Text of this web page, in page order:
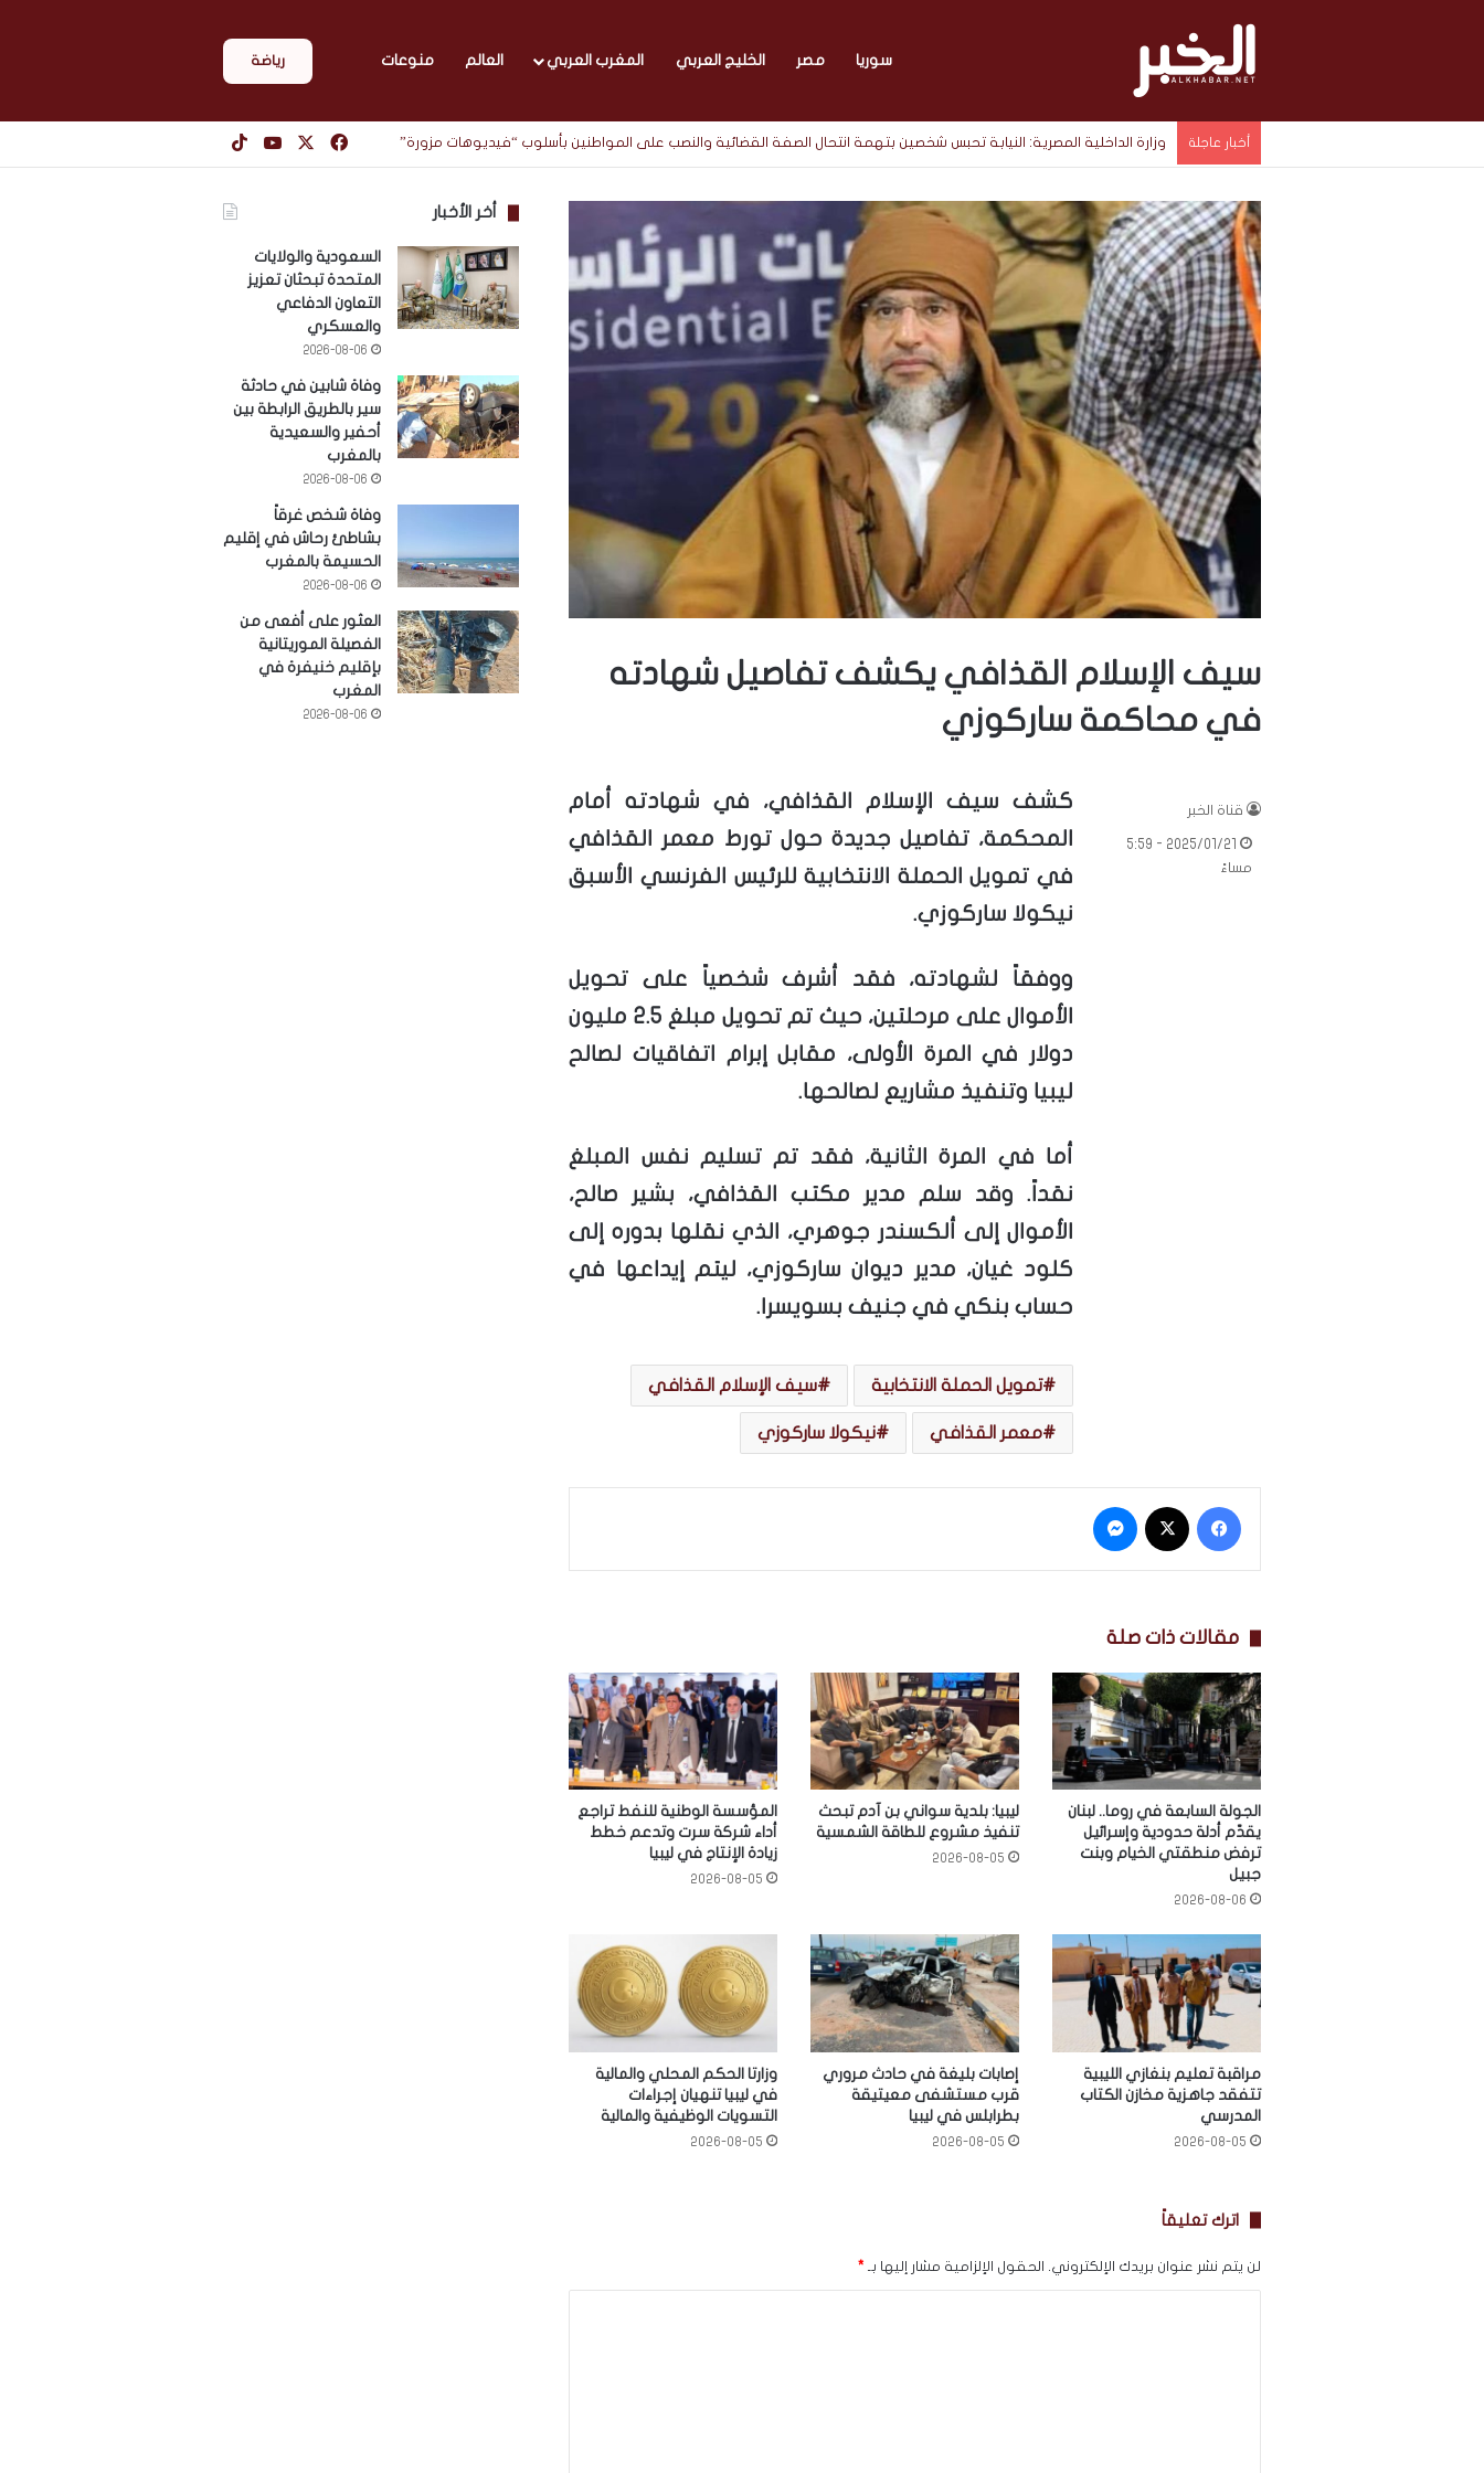
سوريا مصر الخليج العربي المغرب العربي العالم منوعات رياضة
أخبار عاجلة وزارة الداخلية المصرية: النيابة تحبس شخصين بتهمة انتحال الصفة القضائية والنصب على المواطنين بأسلوب “فيديوهات مزورة” فيسبوك‫YouTube
سيف الإسلام القذافي يكشف تفاصيل شهادته
في محاكمة ساركوزي
كشف سيف الإسلام القذافي، في شهادته أمام
المحكمة، تفاصيل جديدة حول تورط معمر القذافي
في تمويل الحملة الانتخابية للرئيس الفرنسي الأسبق
نيكولا ساركوزي.
ووفقاً لشهادته، فقد أشرف شخصياً على تحويل
الأموال على مرحلتين، حيث تم تحويل مبلغ 2.5 مليون
دولار في المرة الأولى، مقابل إبرام اتفاقيات لصالح
ليبيا وتنفيذ مشاريع لصالحها.
أما في المرة الثانية، فقد تم تسليم نفس المبلغ
نقداً. وقد سلم مدير مكتب القذافي، بشير صالح،
الأموال إلى ألكسندر جوهري، الذي نقلها بدوره إلى
كلود غيان، مدير ديوان ساركوزي، ليتم إيداعها في
حساب بنكي في جنيف بسويسرا.
تمويل الحملة الانتخابية سيف الإسلام القذافي
معمر القذافي نيكولا ساركوزي
قناة الخبر
2025/01/21 - 5:59
مساءً
فيسبوك
مقالات ذات صلة
الجولة السابعة في روما.. لبنان
يقدّم أدلة حدودية وإسرائيل
ترفض منطقتي الخيام وبنت
جبيل
2026-08-06
ليبيا: بلدية سواني بن آدم تبحث
تنفيذ مشروع للطاقة الشمسية
2026-08-05
المؤسسة الوطنية للنفط تراجع
أداء شركة سرت وتدعم خطط
زيادة الإنتاج في ليبيا
2026-08-05
مراقبة تعليم بنغازي الليبية
تتفقد جاهزية مخازن الكتاب
المدرسي
2026-08-05
إصابات بليغة في حادث مروري
قرب مستشفى معيتيقة
بطرابلس في ليبيا
2026-08-05
وزارتا الحكم المحلي والمالية
في ليبيا تنهيان إجراءات
التسويات الوظيفية والمالية
2026-08-05
اترك تعليقاً
لن يتم نشر عنوان بريدك الإلكتروني. الحقول الإلزامية مشار إليها بـ *
أخر الأخبار
السعودية والولايات
المتحدة تبحثان تعزيز
التعاون الدفاعي
والعسكري
2026-08-06
وفاة شابين في حادثة
سير بالطريق الرابطة بين
أحفير والسعيدية
بالمغرب
2026-08-06
وفاة شخص غرقاً
بشاطئ رحاش في إقليم
الحسيمة بالمغرب
2026-08-06
العثور على أفعى من
الفصيلة الموريتانية
بإقليم خنيفرة في
المغرب
2026-08-06